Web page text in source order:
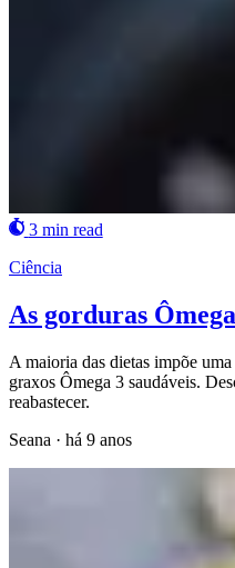
3 min read
Ciência
As gorduras
A maioria das dietas impõe
graxos Ômega 3 saudáveis.
reabastecer.
Seana · há 9 anos